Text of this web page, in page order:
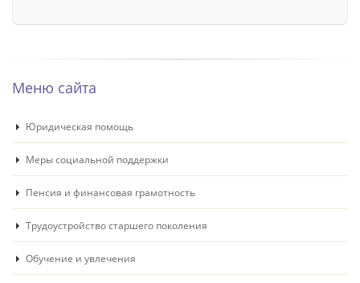
Меню сайта
Юридическая помощь
Меры социальной поддержки
Пенсия и финансовая грамотность
Трудоустройство старшего поколения
Обучение и увлечения